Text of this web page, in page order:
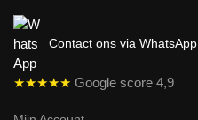
Contact ons via WhatsApp
★★★★★ Google score 4,9